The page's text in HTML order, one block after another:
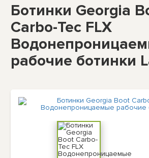
Ботинки Georgia
Carbo-Tec FLX
рабочие ботинки